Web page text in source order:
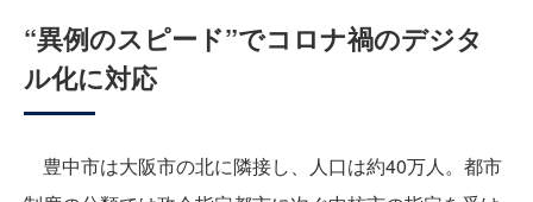
“異例のスピード”でコロナ禍のデジタ
ル化に対応
豊中市は大阪市の北に隣接し、人口は約40万人。都市